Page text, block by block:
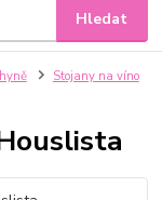
Hledat
Stojany na víno